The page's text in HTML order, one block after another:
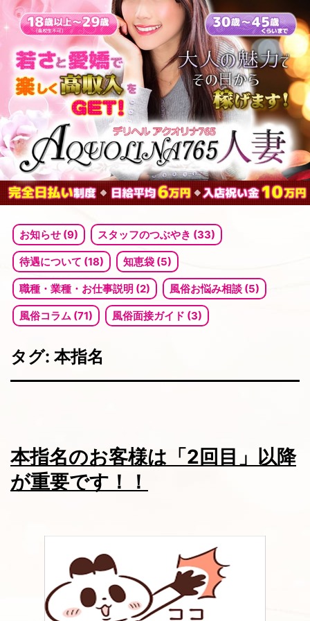
ン
ツ
へ
ス
キ
ッ
お知らせ (9) スタッフのつぶやき (33)
待遇について (18) 知恵袋 (5)
職種・業種・お仕事説明 (2) 風俗お悩み相談 (5)
風俗コラム (71) 風俗面接ガイド (3)
タグ: 本指名
本指名のお客様は「2回目」以降
が重要です！！